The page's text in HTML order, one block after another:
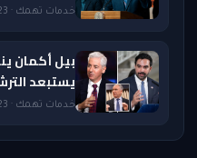
خدمات تهمك · 23 يوليو 2026 — 9:06 PM
بيل أكمان
يستبعد
خدمات تهمك · 23 يوليو 2026 — 5:35 PM